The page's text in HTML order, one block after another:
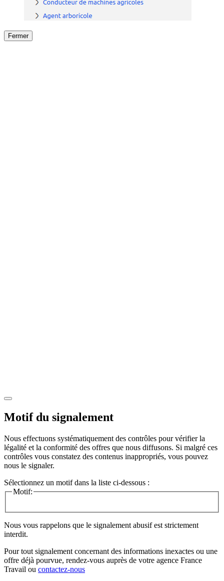
Fermer
Motif du signalement
Nous effectuons systématiquement des contrôles pour vérifier la
légalité et la conformité des offres que nous diffusons. Si malgré ces
contrôles vous constatez des contenus inappropriés, vous pouvez
nous le signaler.
Sélectionnez un motif dans la liste ci-dessous :
Motif:
Nous vous rappelons que le signalement abusif est strictement
interdit.
Pour tout signalement concernant des informations inexactes ou une
offre déjà pourvue, rendez-vous auprès de votre agence France
Travail ou contactez-nous